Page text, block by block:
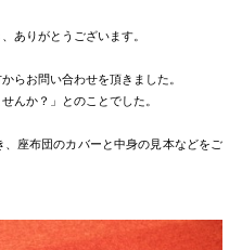
ありがとうございます。
らお問い合わせを頂きました。
んか？」とのことでした。
座布団のカバーと中身の見本などをご